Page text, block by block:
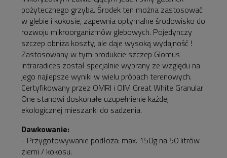
pożytecznego grzyba. Środek ten można zastosować
w glebie i kokosie, zapewnia optymalne środowisko do
rozwoju mikroorganizmów glebowych. Pojedynczy
szczep obniża koszty, ale daje wysoką wydajność !
Zastosowany w tym produkcie szczep Glomus
intraradices został specjalnie wybrany ze względu na
jego najlepsze wyniki w wielu próbach terenowych.
Certyfikowany przez OMRI i OIM Great White Granular
One stanowi doskonałe uzupełnienie każdej
ekologicznej mieszanki do sadzenia.
Dawkowanie:
- Przygotowywanie podłoża: max. 150g na 50 litrów
ziemi / kokosu.